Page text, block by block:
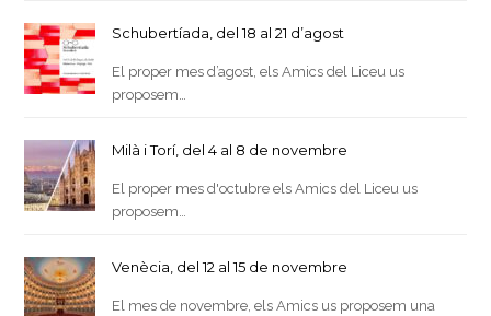
Schubertíada, del 18 al 21 d’agost
El proper mes d’agost, els Amics del Liceu us
proposem…
Milà i Torí, del 4 al 8 de novembre
El proper mes d'octubre els Amics del Liceu us
proposem…
Venècia, del 12 al 15 de novembre
El mes de novembre, els Amics us proposem una